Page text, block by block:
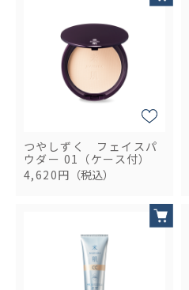
つやしずく フェイスパ
ウダー 01（ケース付）
4,620円 （税込）